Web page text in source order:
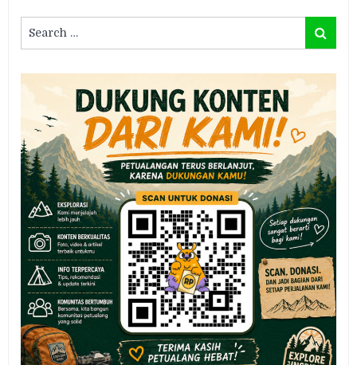
for:
Search